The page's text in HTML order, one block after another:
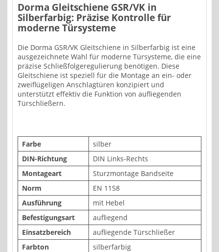
Dorma Gleitschiene GSR/VK in
Silberfarbig: Präzise Kontrolle für
moderne Türsysteme
Die Dorma GSR/VK Gleitschiene in Silberfarbig ist eine
ausgezeichnete Wahl für moderne Türsysteme, die eine
präzise Schließfolgeregulierung benötigen. Diese
Gleitschiene ist speziell für die Montage an ein- oder
zweiflügeligen Anschlagtüren konzipiert und
unterstützt effektiv die Funktion von aufliegenden
Türschließern.
Farbe
silber
DIN-Richtung
DIN Links-Rechts
Montageart
Sturzmontage Bandseite
Norm
EN 1158
Ausführung
mit Hebel
Befestigungsart
aufliegend
Einsatzbereich
aufliegende Türschließer
Farbton
silberfarbig